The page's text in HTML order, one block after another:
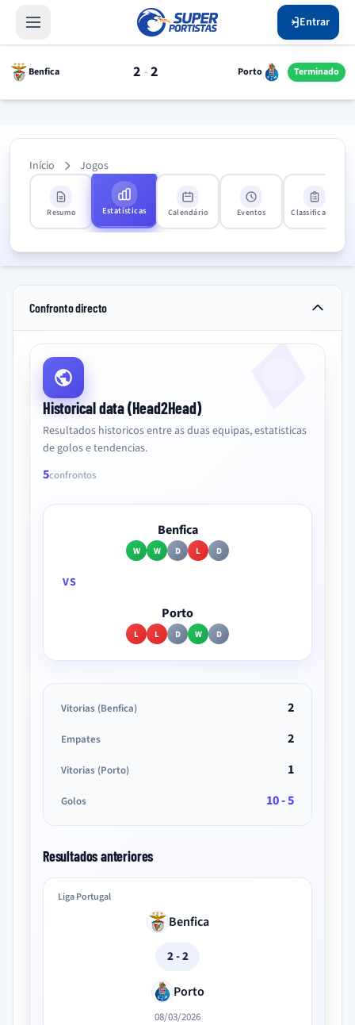
Entrar
Benfica 2 - 2 Porto Terminado
Início Jogos
Resumo Estatísticas Calendário Eventos Classificação
Confronto directo
Historical data (Head2Head)
Resultados historicos entre as duas equipas, estatisticas
de golos e tendencias.
5confrontos
Benfica
W W D L D
VS
Porto
L L D W D
Vitorias (Benfica) 2
Empates 2
Vitorias (Porto) 1
Golos 10 - 5
Resultados anteriores
Liga Portugal
Benfica
2 - 2
Porto
08/03/2026